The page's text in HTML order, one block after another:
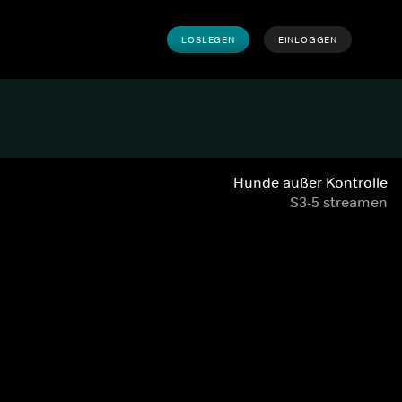
LOSLEGEN EINLOGGEN
Hunde außer Kontrolle
S3-5 streamen